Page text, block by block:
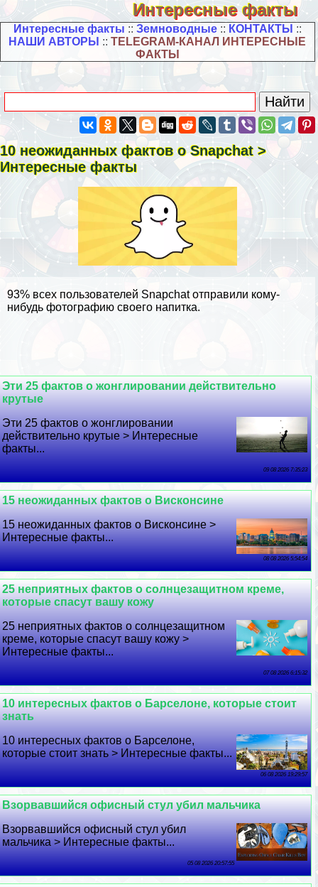
Интересные факты
Интересные факты :: Земноводные:: КОНТАКТЫ ::
НАШИ АВТОРЫ ::TELEGRAM-КАНАЛ ИНТЕРЕСНЫЕ
ФАКТЫ
10 неожиданных фактов о Snapchat > ​​
Интересные факты
93% всех пользователей Snapchat отправили кому-
нибудь фотографию своего напитка.
Эти 25 фактов о жонглировании действительно
крутые
Эти 25 фактов о жонглировании
действительно крутые > Интересные
факты...
09 08 2026 7:35:23
15 неожиданных фактов о Висконсине
15 неожиданных фактов о Висконсине >
Интересные факты...
08 08 2026 5:54:54
25 неприятных фактов о солнцезащитном креме,
которые спасут вашу кожу
25 неприятных фактов о солнцезащитном
креме, которые спасут вашу кожу >
Интересные факты...
07 08 2026 6:15:32
10 интересных фактов о Барселоне, которые стоит
знать
10 интересных фактов о Барселоне,
которые стоит знать > Интересные факты...
06 08 2026 19:29:57
Взорвавшийся офисный стул убил мальчика
Взорвавшийся офисный стул убил
мальчика > Интересные факты...
05 08 2026 20:57:55